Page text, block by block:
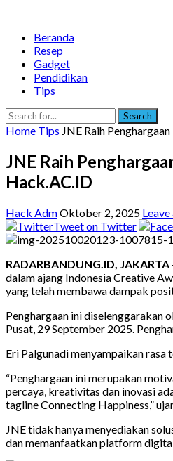
Beranda
Resep
Gadget
Pendidikan
Tips
Search
Home Tips JNE Raih
JNE Raih
Hack.AC.ID
Hack AdmOktober 2, 2025
Tweet on Twitter
RADARBANDUNG.ID, JAKARTA
dalam ajang Indonesia Creative
yang telah membawa dampak
Penghargaan ini diselenggarakan
Pusat, 29 September 2025.
Eri Palgunadi menyampaikan
“Penghargaan ini merupakan
percaya, kreativitas dan inovasi
tagline Connecting Happiness,”
JNE tidak hanya menyediakan
dan memanfaatkan platform